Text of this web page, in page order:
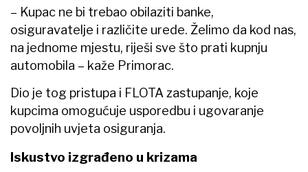
– Kupac ne bi trebao obilaziti banke,
osiguravatelje i različite urede. Želimo da kod nas,
na jednome mjestu, riješi sve što prati kupnju
automobila – kaže Primorac.
Dio je tog pristupa i FLOTA zastupanje, koje
kupcima omogućuje usporedbu i ugovaranje
povoljnih uvjeta osiguranja.
Iskustvo izgrađeno u krizama